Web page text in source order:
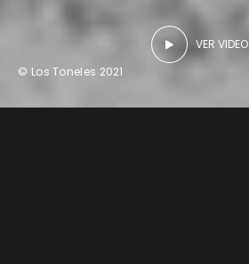
© Los Toneles 2021
VER VIDEO